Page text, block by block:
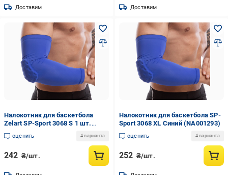
Доставим Доставим
Налокотник для баскетбола
Zelart SP-Sport 3068 S 1 шт.
Синий (DR004509)
оценить 4 варианта
242 ₴/шт.
Налокотник для баскетбола SP-
Sport 3068 XL Синий (NA001293)
оценить 4 варианта
252 ₴/шт.